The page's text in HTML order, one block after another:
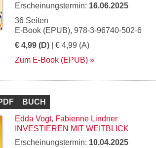
Erscheinungstermin: 16.06.2025
36 Seiten
E-Book (EPUB), 978-3-96740-502-6
€ 4,99 (D) | € 4,99 (A)
Zum E-Book (EPUB)
BUCH
Edda Vogt, Fabienne Lindner
INVESTIEREN MIT WEITBLICK
Erscheinungstermin: 10.04.2025